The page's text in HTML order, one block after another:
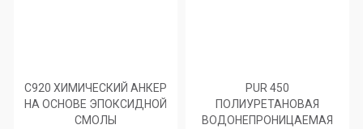
C920 ХИМИЧЕСКИЙ АНКЕР
НА ОСНОВЕ ЭПОКСИДНОЙ
СМОЛЫ
PUR 450
ПОЛИУРЕТАНОВАЯ
ВОДОНЕПРОНИЦАЕМАЯ